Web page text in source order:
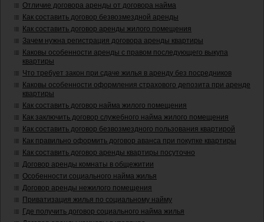
Отличие договора аренды от договора найма
Как составить договор безвозмездной аренды
Как составить договор аренды жилого помещения
Зачем нужна регистрация договора аренды квартиры
Каковы особенности аренды с правом последующего выкупа
квартиры
Что требует закон при сдаче жилья в аренду без посредников
Каковы особенности оформления страхового депозита при аренде
квартиры
Как составить договор найма жилого помещения
Как заключить договор служебного найма жилого помещения
Как составить договор безвозмездного пользования квартирой
Как правильно оформить договор аванса при покупке квартиры
Как составить договор аренды квартиры посуточно
Договор аренды комнаты в общежитии
Особенности социального найма жилья
Договор аренды нежилого помещения
Приватизация жилья по социальному найму
Где получить договор социального найма жилья